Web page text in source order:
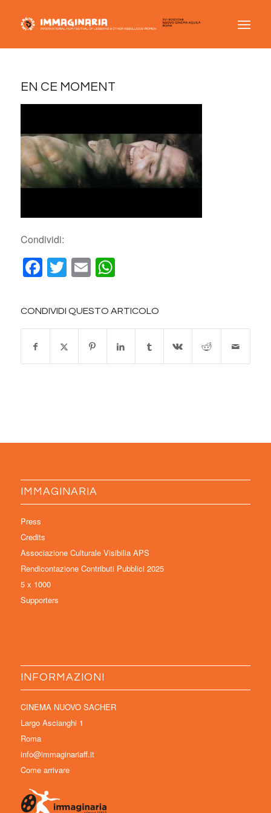
EN CE MOMENT
Condividi:
Facebook
Twitter
EmailWhatsApp
CONDIVIDI QUESTO ARTICOLO
IMMAGINARIA
Press
Credits
Associazione Culturale Visibilia APS
Rendicontazione Contributi Pubblici 2025
5 x 1000
Supporters
INFORMAZIONI
CINEMA NUOVO SACHER
Largo Ascianghi 1
Roma
info@immaginariaff.it
Come arrivare